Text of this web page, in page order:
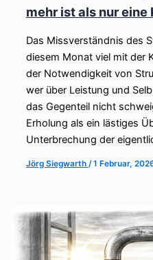
mehr ist als nur eine
Das Missverständnis des
diesem Monat viel mit der
der Notwendigkeit von
wer über Leistung und
das Gegenteil nicht
Erholung als ein lästiges
Unterbrechung der
Jörg Siegwarth /1 Februar,